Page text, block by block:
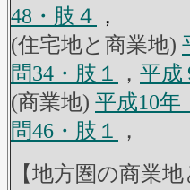
48・肢４ ，
(住宅地と商業地)
問34・肢１
， 平成
(商業地) 平成10年
問46・肢１
，
【地方圏の商業地